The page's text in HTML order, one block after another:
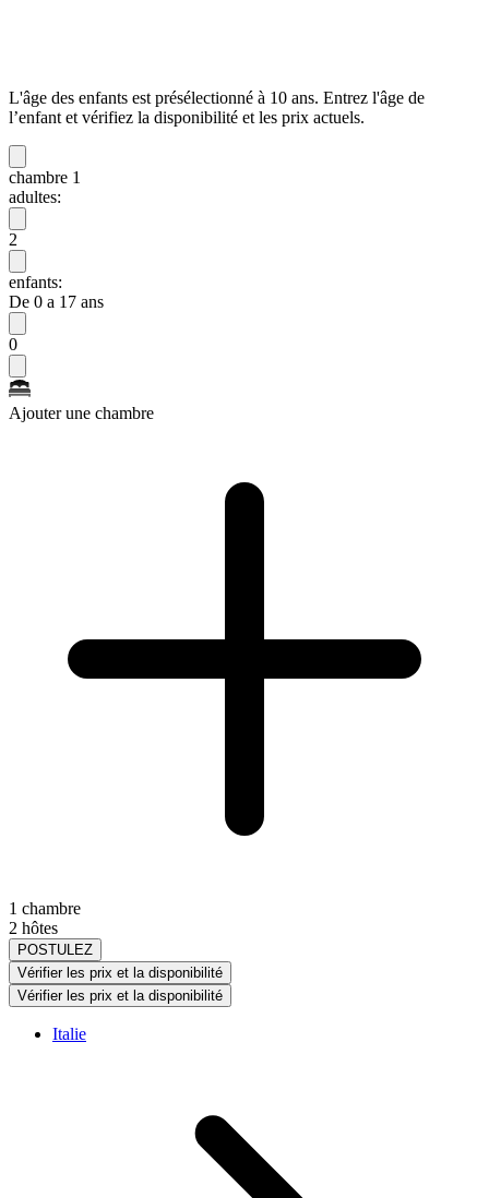
L'âge des enfants est présélectionné à 10 ans. Entrez l'âge de
l’enfant et vérifiez la disponibilité et les prix actuels.
chambre 1
adultes:
2
enfants:
De 0 a 17 ans
0
Ajouter une chambre
1 chambre
2 hôtes
POSTULEZ
Vérifier les prix et la disponibilité
Vérifier les prix et la disponibilité
Italie